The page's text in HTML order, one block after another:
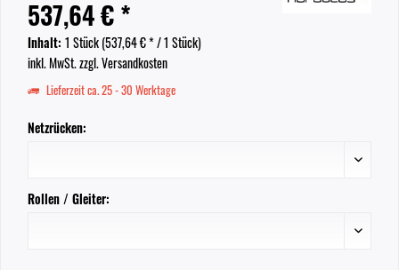
537,64 € *
Inhalt: 1 Stück (537,64 €* / 1 Stück)
inkl. MwSt.zzgl. Versandkosten
Lieferzeit ca. 25 - 30 Werktage
Netzrücken:
Rollen / Gleiter: